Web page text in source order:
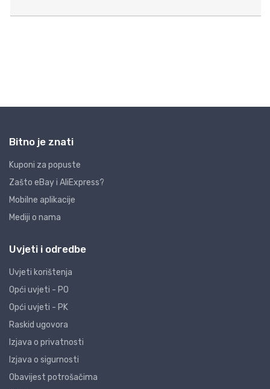
Bitno je znati
Kuponi za popuste
Zašto eBay i AliExpress?
Mobilne aplikacije
Mediji o nama
Uvjeti i odredbe
Uvjeti korištenja
Opći uvjeti - PO
Opći uvjeti - PK
Raskid ugovora
Izjava o privatnosti
Izjava o sigurnosti
Obavijest potrošačima